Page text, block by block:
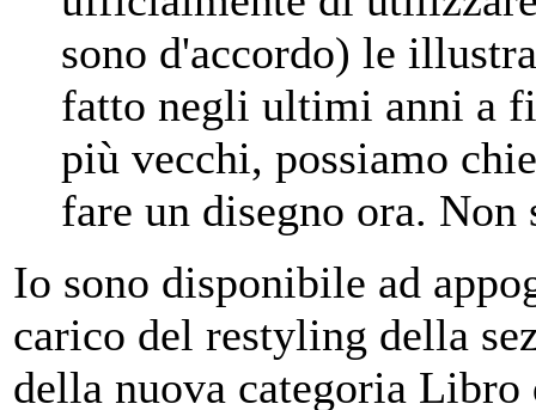
sono d'accordo) le
fatto negli ultimi anni a
più vecchi, possiamo
fare un disegno ora. Non
Io sono disponibile ad
carico del restyling della
della nuova categoria